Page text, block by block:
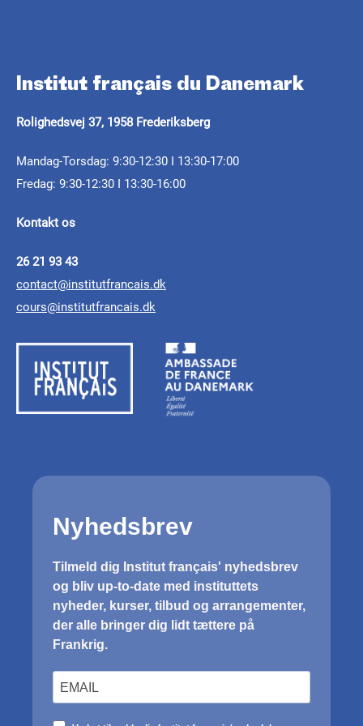
INDKALDELSE AF PROJEKTER
Septentrionales 2026 -
Résidence itinérante
pour la création
contemporaine
16.02.2026 - 02.03.2026
lande: en digital
I anledning afDigital November
verdensomspændende fejring af digitale
ARTIKLE
Frankrig på
arkitekturbiennalen
af Arkitekturbiennalen i København - læs mere
Institut français du Danemark
Rolighedsvej 37, 1958 Frederiksberg
Mandag-Torsdag: 9:30-12:30 I 13:30-17:00
Fredag: 9:30-12:30 I 13:30-16:00
Kontakt os
26 21 93 43
contact@institutfrancais.dk
cours@institutfrancais.dk